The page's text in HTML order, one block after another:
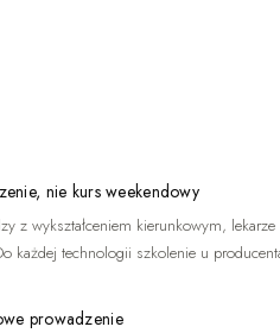
nie kurs weekendowy
z wykształceniem kierunkowym,
każdej technologii szkolenie u
prowadzenie